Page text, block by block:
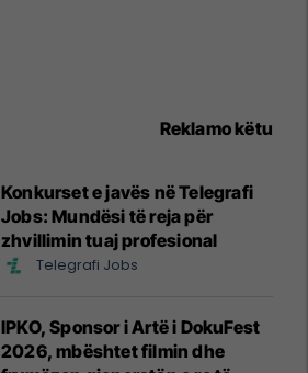
Reklamo këtu
Konkurset e javës në Telegrafi
Jobs: Mundësi të reja për
zhvillimin tuaj profesional
Telegrafi Jobs
IPKO, Sponsor i Artë i DokuFest
2026, mbështet filmin dhe